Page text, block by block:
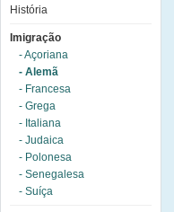
História
Imigração
- Açoriana
- Alemã
- Francesa
- Grega
- Italiana
- Judaica
- Polonesa
- Senegalesa
- Suíça